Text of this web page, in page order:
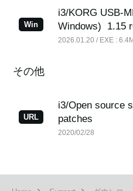
Win
i3/KORG USB-
Windows)
1.15
2026.01.20 / EXE :
その他
URL
i3/Open source
patches
2020/02/28